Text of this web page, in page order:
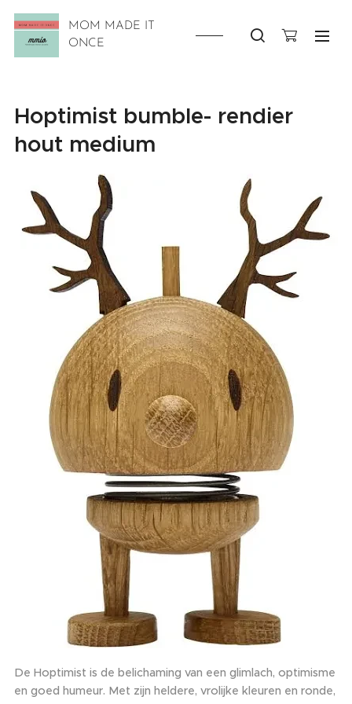
MOM MADE IT
ONCE
Hoptimist bumble- rendier
hout medium
De Hoptimist is de belichaming van een glimlach, optimisme
en goed humeur. Met zijn heldere, vrolijke kleuren en ronde,